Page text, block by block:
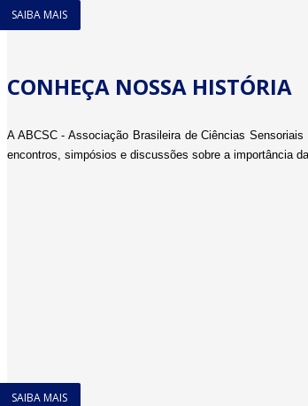
SAIBA MAIS
CONHEÇA NOSSA HISTÓRIA
A ABCSC - Associação Brasileira de Ciências
encontros, simpósios e discussões sobre a importância
SAIBA MAIS